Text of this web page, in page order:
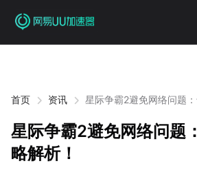
首页 资讯 星际争霸2避免网络问题
星际争霸2避免网络问题
略解析！